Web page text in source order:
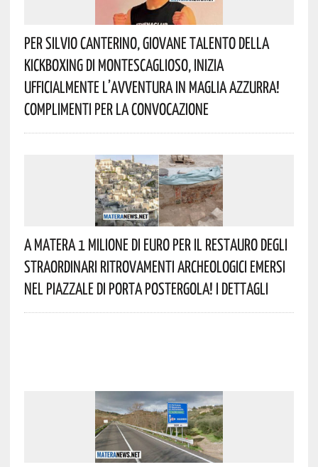
Per Silvio Canterino, Giovane Talento Della
Kickboxing Di Montescaglioso, Inizia
Ufficialmente L’avventura In Maglia Azzurra!
Complimenti Per La Convocazione
A Matera 1 Milione Di Euro Per Il Restauro Degli
Straordinari Ritrovamenti Archeologici Emersi
Nel Piazzale Di Porta Postergola! I Dettagli